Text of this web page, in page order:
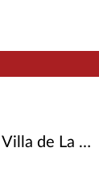
La Orotava